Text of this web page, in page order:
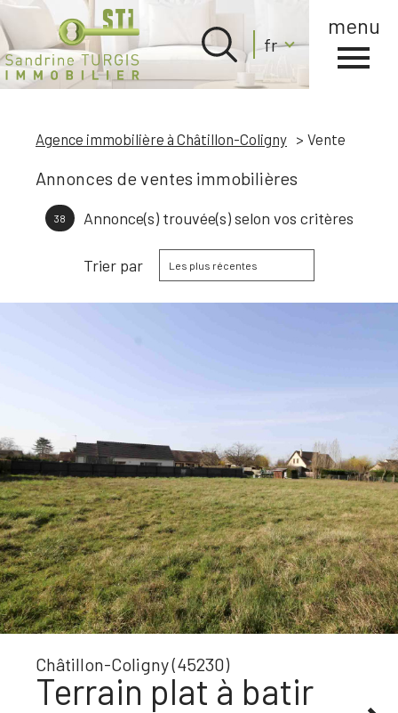
menu
Langue
fr
Accueil 0 Langue
Agence immobilière à Châtillon-Coligny Vente
Annonces de ventes immobilières
38 Annonce(s) trouvée(s) selon vos critères
Trier par Les plus récentes
Châtillon-Coligny (45230)
Terrain plat à batir